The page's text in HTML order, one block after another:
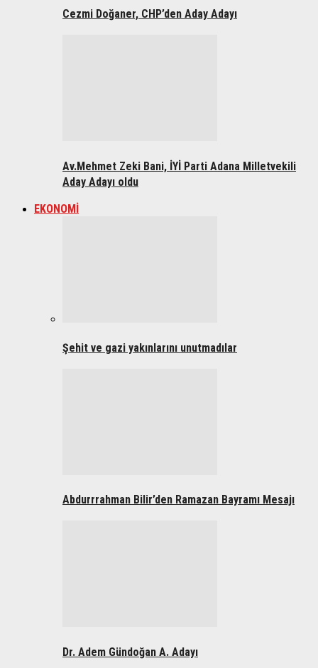
Cezmi Doğaner, CHP’den Aday Adayı
Av.Mehmet Zeki Bani, İYİ Parti Adana Milletvekili
Aday Adayı oldu
EKONOMİ
Şehit ve gazi yakınlarını unutmadılar
Abdurrrahman Bilir’den Ramazan Bayramı Mesajı
Dr. Adem Gündoğan A. Adayı